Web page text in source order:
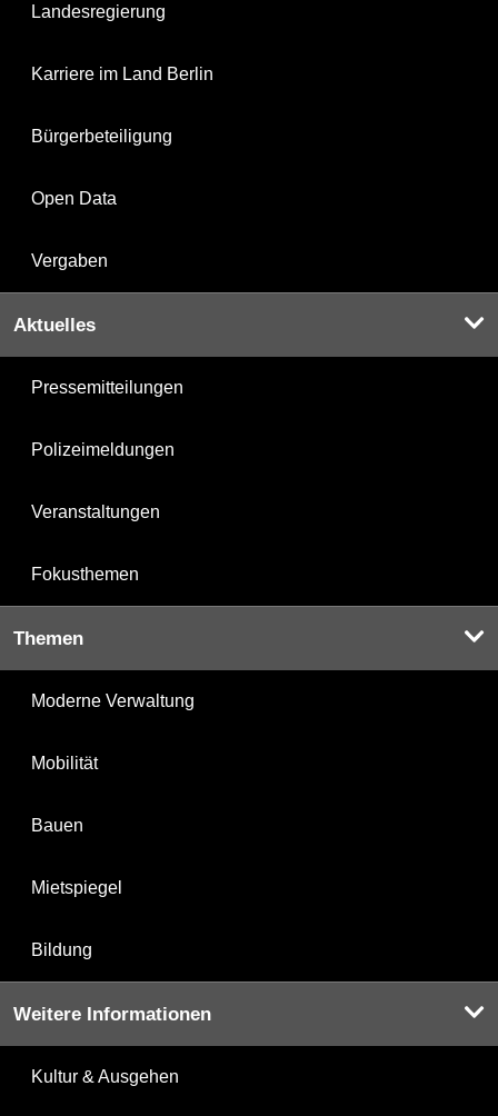
Landesregierung
Karriere im Land Berlin
Bürgerbeteiligung
Open Data
Vergaben
Aktuelles
Pressemitteilungen
Polizeimeldungen
Veranstaltungen
Fokusthemen
Themen
Moderne Verwaltung
Mobilität
Bauen
Mietspiegel
Bildung
Weitere Informationen
Kultur & Ausgehen